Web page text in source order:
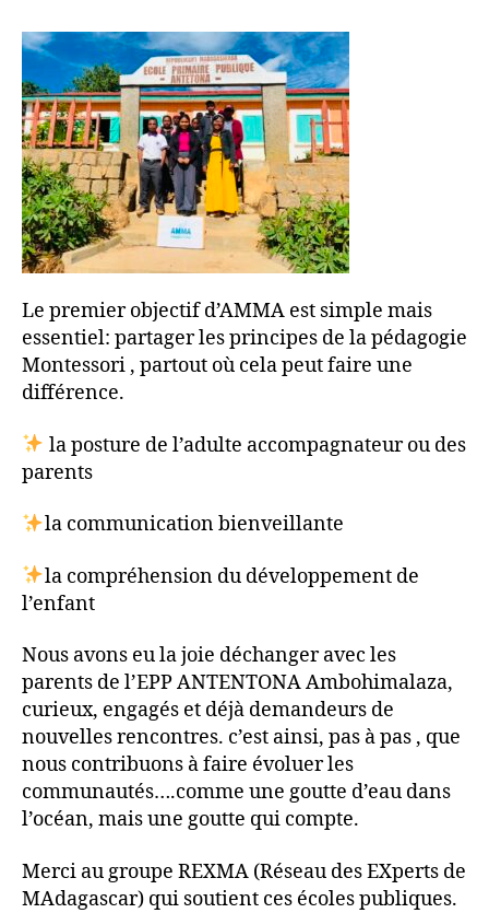
Le premier objectif d’AMMA est simple mais
essentiel: partager les principes de la pédagogie
Montessori , partout où cela peut faire une
différence.
la posture de l’adulte accompagnateur ou des
parents
la communication bienveillante
la compréhension du développement de
l’enfant
Nous avons eu la joie déchanger avec les
parents de l’EPP ANTENTONA Ambohimalaza,
curieux, engagés et déjà demandeurs de
nouvelles rencontres. c’est ainsi, pas à pas , que
nous contribuons à faire évoluer les
communautés….comme une goutte d’eau dans
l’océan, mais une goutte qui compte.
Merci au groupe REXMA (Réseau des EXperts de
MAdagascar) qui soutient ces écoles publiques.